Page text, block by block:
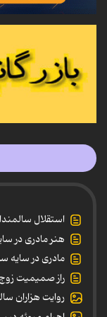
استقلال
هنر مادری در
مادری در سایه
راز صمیمیت
روایت هزاران